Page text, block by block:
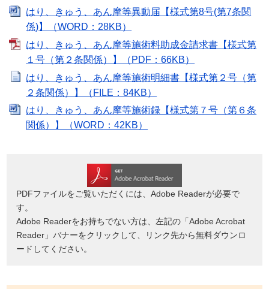
はり、きゅう、あん摩等異動届【様式第8号(第7条関
係)】（WORD：28KB）
はり、きゅう、あん摩等施術料助成金請求書【様式第
１号（第２条関係）】（PDF：66KB）
はり、きゅう、あん摩等施術明細書【様式第２号（第
２条関係）】（FILE：84KB）
はり、きゅう、あん摩等施術録【様式第７号（第６条
関係）】（WORD：42KB）
PDFファイルをご覧いただくには、Adobe Readerが必要で
す。
Adobe Readerをお持ちでない方は、左記の「Adobe Acrobat
Reader」バナーをクリックして、リンク先から無料ダウンロ
ードしてください。